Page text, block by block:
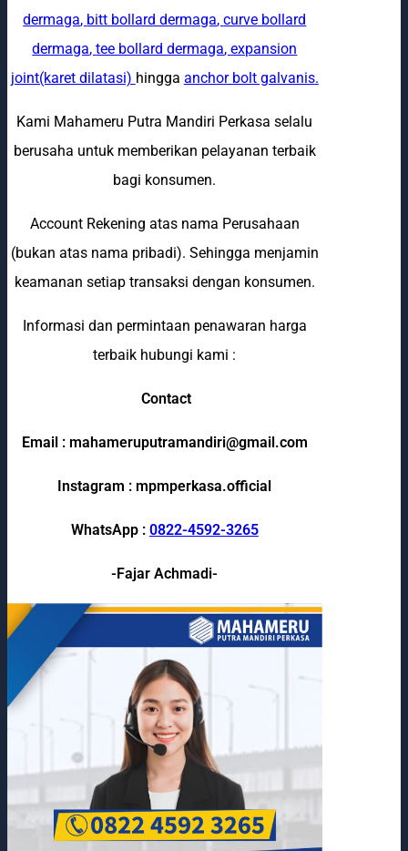
dermaga, bitt bollard dermaga,curve bollard
dermaga,tee bollard dermaga,expansion
joint(karet dilatasi) hingga anchor bolt galvanis.
Kami Mahameru Putra Mandiri Perkasa selalu
berusaha untuk memberikan pelayanan terbaik
bagi konsumen.
Account Rekening atas nama Perusahaan
(bukan atas nama pribadi). Sehingga menjamin
keamanan setiap transaksi dengan konsumen.
Informasi dan permintaan penawaran harga
terbaik hubungi kami :
Contact
Email : mahameruputramandiri@gmail.com
Instagram : mpmperkasa.official
WhatsApp : 0822-4592-3265
-Fajar Achmadi-